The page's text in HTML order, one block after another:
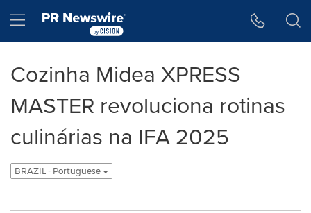
Hamburger menu
Cozinha Midea XPRESS
MASTER revoluciona rotinas
culinárias na IFA 2025
BRAZIL - Portuguese